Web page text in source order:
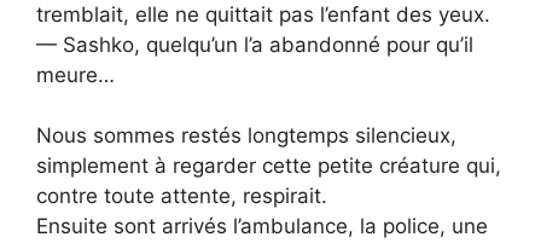
tremblait, elle ne quittait pas l’enfant des yeux.
— Sashko, quelqu’un l’a abandonné pour qu’il
meure…
Nous sommes restés longtemps silencieux,
simplement à regarder cette petite créature qui,
contre toute attente, respirait.
Ensuite sont arrivés l’ambulance, la police, une